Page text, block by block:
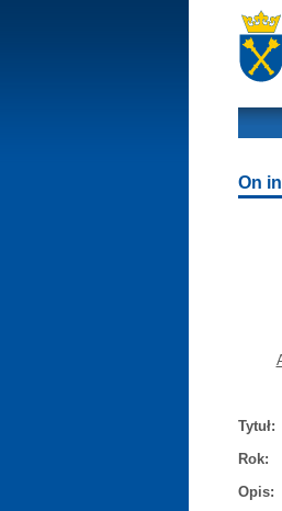
On
Tytuł:
Rok:
Opis: